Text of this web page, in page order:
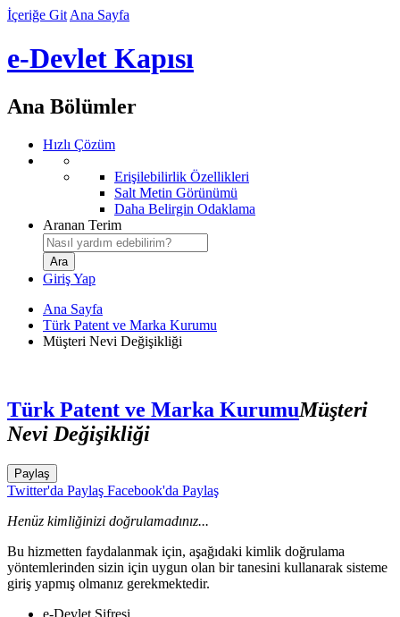
İçeriğe Git Ana Sayfa
e-Devlet Kapısı
Ana Bölümler
Hızlı Çözüm
Erişilebilirlik Özellikleri
Salt Metin Görünümü
Daha Belirgin Odaklama
Aranan Terim
Giriş Yap
Ana Sayfa
Türk Patent ve Marka Kurumu
Müşteri Nevi Değişikliği
Türk Patent ve Marka KurumuMüşteri
Nevi Değişikliği
Paylaş
Twitter'da Paylaş Facebook'da Paylaş
Henüz kimliğinizi doğrulamadınız...
Bu hizmetten faydalanmak için, aşağıdaki kimlik doğrulama
yöntemlerinden sizin için uygun olan bir tanesini kullanarak sisteme
giriş yapmış olmanız gerekmektedir.
e-Devlet Şifresi